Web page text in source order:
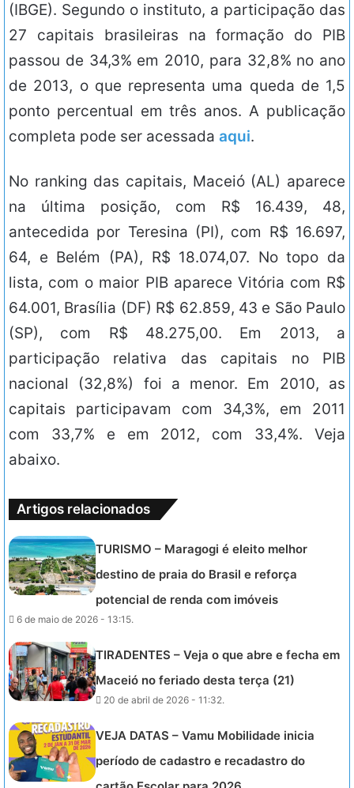
(IBGE). Segundo o instituto, a participação das
27 capitais brasileiras na formação do PIB
passou de 34,3% em 2010, para 32,8% no ano
de 2013, o que representa uma queda de 1,5
ponto percentual em três anos. A publicação
completa pode ser acessada aqui.
No ranking das capitais, Maceió (AL) aparece
na última posição, com R$ 16.439, 48,
antecedida por Teresina (PI), com R$ 16.697,
64, e Belém (PA), R$ 18.074,07. No topo da
lista, com o maior PIB aparece Vitória com R$
64.001, Brasília (DF) R$ 62.859, 43 e São Paulo
(SP), com R$ 48.275,00. Em 2013, a
participação relativa das capitais no PIB
nacional (32,8%) foi a menor. Em 2010, as
capitais participavam com 34,3%, em 2011
com 33,7% e em 2012, com 33,4%. Veja
abaixo.
Artigos relacionados
TURISMO – Maragogi é eleito melhor
destino de praia do Brasil e reforça
potencial de renda com imóveis
6 de maio de 2026 - 13:15.
TIRADENTES – Veja o que abre e fecha em
Maceió no feriado desta terça (21)
20 de abril de 2026 - 11:32.
VEJA DATAS – Vamu Mobilidade inicia
período de cadastro e recadastro do